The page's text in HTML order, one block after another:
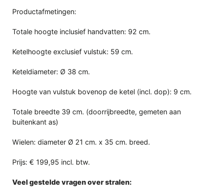
Productafmetingen:
Totale hoogte inclusief handvatten: 92 cm.
Ketelhoogte exclusief vulstuk: 59 cm.
Keteldiameter: Ø 38 cm.
Hoogte van vulstuk bovenop de ketel (incl. dop): 9 cm.
Totale breedte 39 cm. (doorrijbreedte, gemeten aan
buitenkant as)
Wielen: diameter Ø 21 cm. x 35 cm. breed.
Prijs: € 199,95 incl. btw.
Veel gestelde vragen over stralen: